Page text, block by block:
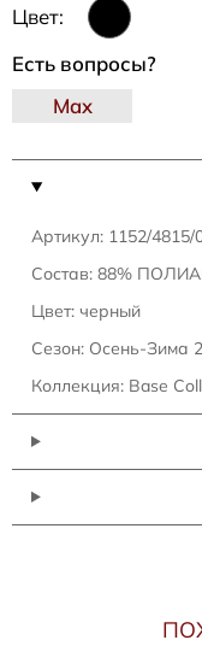
Цвет:
Артикул: 1152/4815/
Состав: 88%
Цвет: черный
Сезон: Осень-Зима
Коллекция: Base
Есть вопросы?
Max